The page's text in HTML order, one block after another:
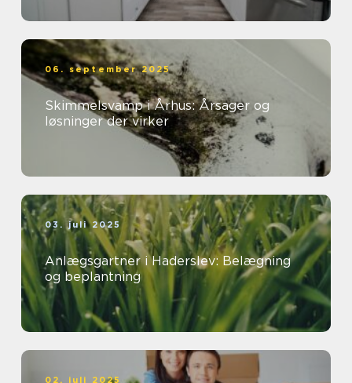
06. september 2025
Skimmelsvamp i Århus: Årsager og
løsninger der virker
03. juli 2025
Anlægsgartner i Haderslev: Belægning
og beplantning
02. juli 2025